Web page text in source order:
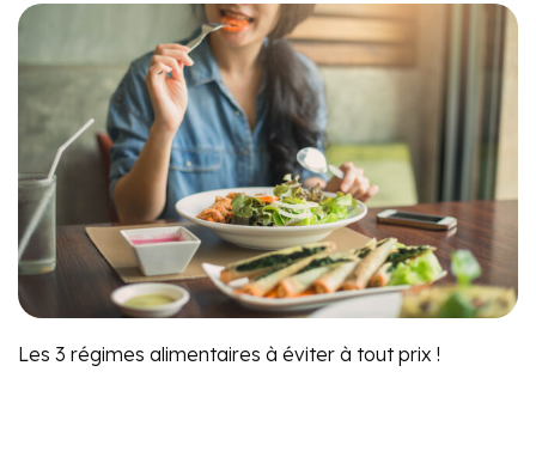
Les 3 régimes alimentaires à éviter à tout prix !